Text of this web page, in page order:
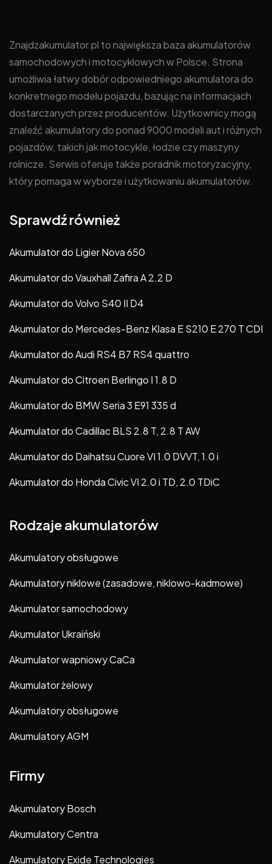
Znajdzakumulator.pl to największa baza akumulatorów
samochodowych i motocyklowych w Polsce. Strona
umożliwia łatwy dobór odpowiedniego akumulatora do
konkretnego modelu pojazdu, bazując na informacjach
dostarczanych przez producentów. Użytkownicy mogą
znaleźć akumulatory do ponad 9000 modeli aut i różnych
pojazdów, takich jak motocykle, łodzie czy maszyny
rolnicze. Serwis oferuje także poradnik motoryzacyjny,
który pomaga w wyborze i użytkowaniu akumulatorów.
Sprawdź również
Akumulator do Ligier Nova 650
Akumulator do Vauxhall Zafira A 2.2 D
Akumulator do Volvo S40 II D4
Akumulator do Mercedes-Benz Klasa E S210 E 270 T CDI
Akumulator do Audi RS4 B7 RS4 quattro
Akumulator do Citroen Berlingo I 1.8 D
Akumulator do BMW Seria 3 E91 335 d
Akumulator do Cadillac BLS 2.8 T, 2.8 T AW
Akumulator do Daihatsu Cuore VI 1.0 DVVT, 1.0 i
Akumulator do Honda Civic VI 2.0 i TD, 2.0 TDiC
Rodzaje akumulatorów
Akumulatory obsługowe
Akumulatory niklowe (zasadowe, niklowo-kadmowe)
Akumulator samochodowy
Akumulator Ukraiński
Akumulator wapniowy CaCa
Akumulator żelowy
Akumulatory obsługowe
Akumulatory AGM
Firmy
Akumulatory Bosch
Akumulatory Centra
Akumulatory Exide Technologies